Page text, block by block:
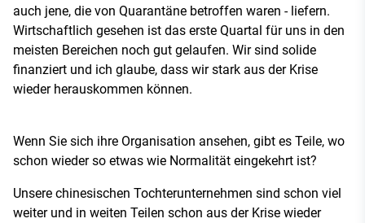
auch jene, die von Quarantäne betroffen waren - liefern.
Wirtschaftlich gesehen ist das erste Quartal für uns in den
meisten Bereichen noch gut gelaufen. Wir sind solide
finanziert und ich glaube, dass wir stark aus der Krise
wieder herauskommen können.
Wenn Sie sich ihre Organisation ansehen, gibt es Teile, wo
schon wieder so etwas wie Normalität eingekehrt ist?
Unsere chinesischen Tochterunternehmen sind schon viel
weiter und in weiten Teilen schon aus der Krise wieder